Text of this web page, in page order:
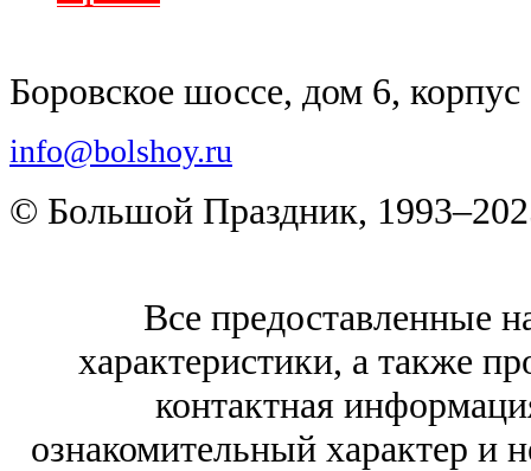
Боровское шоссе, дом 6, корпус
info@bolshoy.ru
© Большой Праздник,
Все предоставленные
характеристики, а также
контактная
ознакомительный характер и